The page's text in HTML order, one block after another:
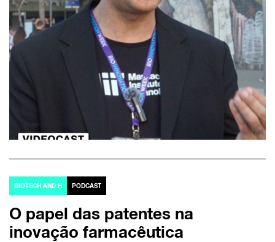
BIOTECH AND H PODCAST
O papel das patentes na
inovação farmacêutica